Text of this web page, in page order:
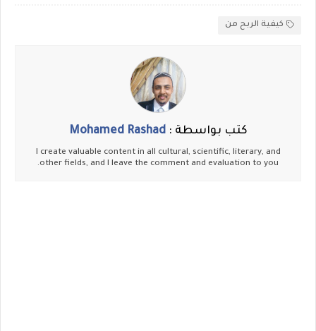
كيفية الربح من
كتب بواسطة : Mohamed Rashad
I create valuable content in all cultural, scientific, literary, and
other fields, and I leave the comment and evaluation to you.